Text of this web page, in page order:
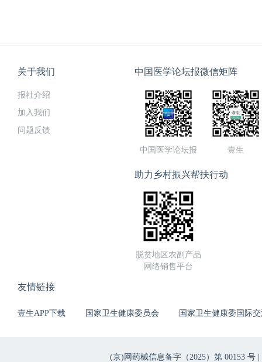
关于我们
报社介绍
加入我们
问题反馈
中国医学论坛报微信矩阵
中国医学论坛报 壹生
助力乡村振兴帮扶行动
脱贫地区农副产品
网络销售平台
友情链接
壹生APP下载 国家卫生健康委员会 国家卫生健康委国际
(京)网药械信息备字（2025）第 00153 号 |